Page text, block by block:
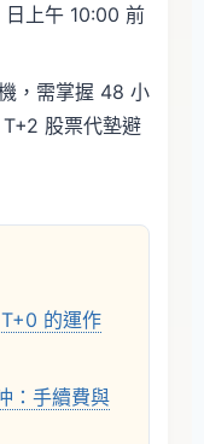
上午 10:00 前
，需掌握 48 小
股票代墊避
的運作
：手續費與